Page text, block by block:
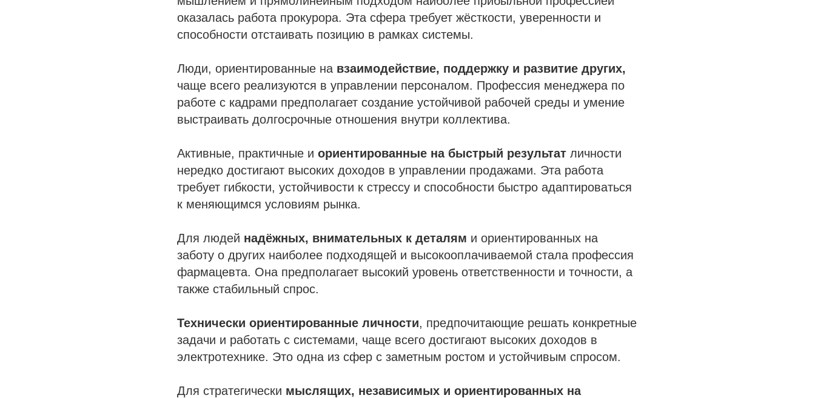
оказалась работа прокурора. Эта сфера требует жёсткости, уверенности и
способности отстаивать позицию в рамках системы.
Люди, ориентированные на взаимодействие, поддержку и развитие других,
чаще всего реализуются в управлении персоналом. Профессия менеджера по
работе с кадрами предполагает создание устойчивой рабочей среды и умение
выстраивать долгосрочные отношения внутри коллектива.
Активные, практичные и ориентированные на быстрый результат личности
нередко достигают высоких доходов в управлении продажами. Эта работа
требует гибкости, устойчивости к стрессу и способности быстро адаптироваться
к меняющимся условиям рынка.
Для людей надёжных, внимательных к деталям и ориентированных на
заботу о других наиболее подходящей и высокооплачиваемой стала профессия
фармацевта. Она предполагает высокий уровень ответственности и точности, а
также стабильный спрос.
Технически ориентированные личности, предпочитающие решать конкретные
задачи и работать с системами, чаще всего достигают высоких доходов в
электротехнике. Это одна из сфер с заметным ростом и устойчивым спросом.
Для стратегически мыслящих, независимых и ориентированных на